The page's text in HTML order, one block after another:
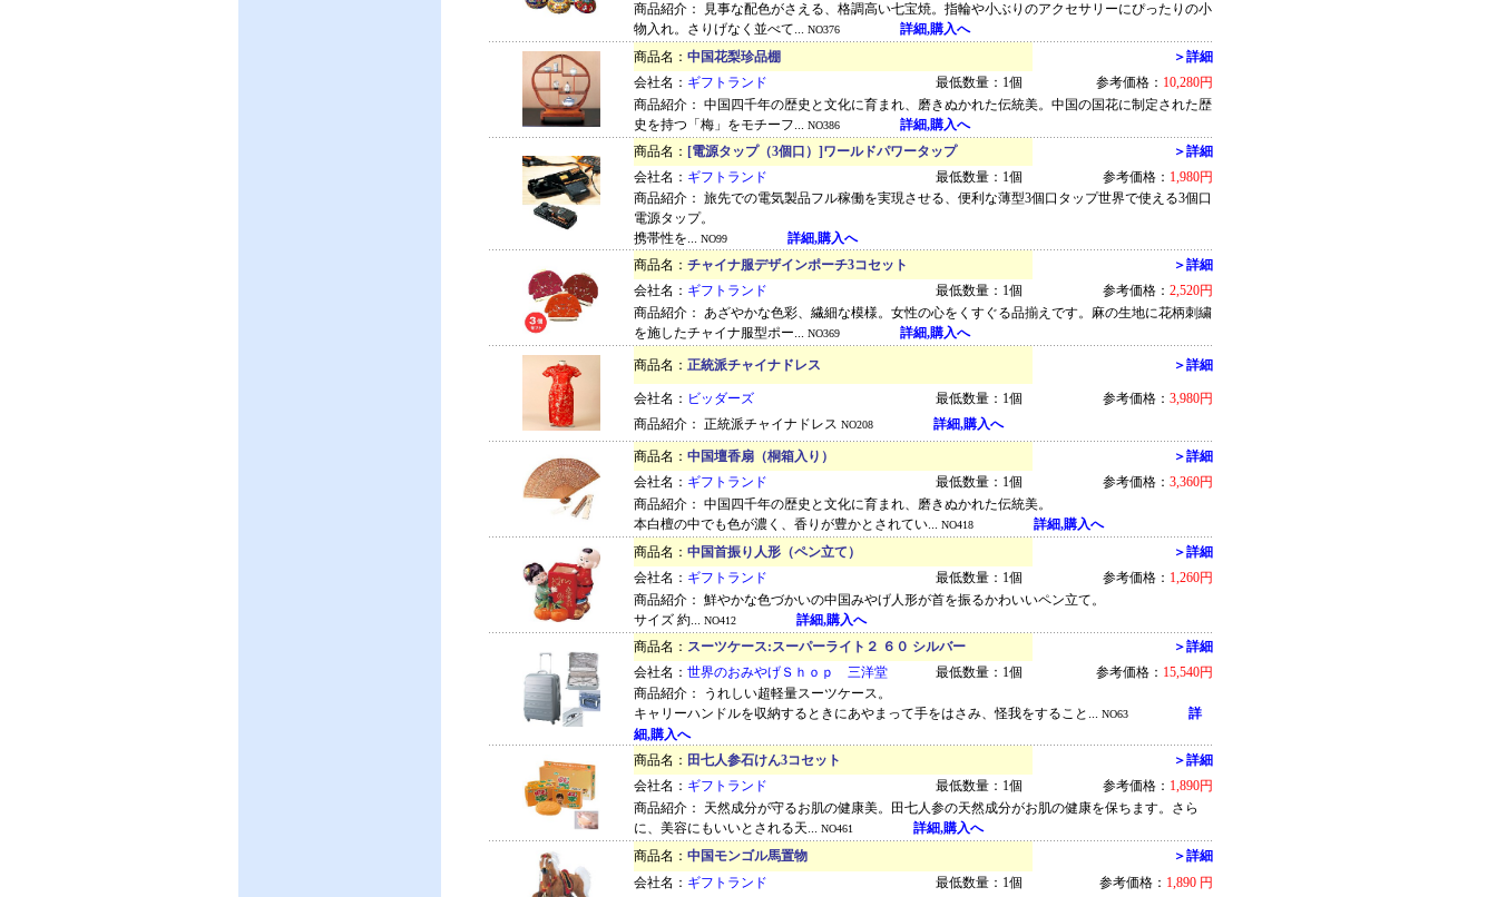
商品紹介： 見事な配色がさえる、格調高い七宝焼。指輪や小ぶりのアクセサリーにぴったりの小
物入れ。さりげなく並べて... NO376
詳細,購入へ
商品名： 中国花梨珍品棚
＞詳細
会社名： ギフトランド 最低数量：1個 参考価格： 10,280円
商品紹介： 中国四千年の歴史と文化に育まれ、磨きぬかれた伝統美。中国の国花に制定された歴
史を持つ「梅」をモチーフ... NO386
詳細,購入へ
商品名： [電源タップ（3個口）]ワールドパワータップ
＞詳細
会社名： ギフトランド 最低数量：1個 参考価格： 1,980円
商品紹介： 旅先での電気製品フル稼働を実現させる、便利な薄型3個口タップ世界で使える3個口
電源タップ。
携帯性を... NO99
詳細,購入へ
商品名： チャイナ服デザインポーチ3コセット
＞詳細
会社名： ギフトランド 最低数量：1個 参考価格： 2,520円
商品紹介： あざやかな色彩、繊細な模様。女性の心をくすぐる品揃えです。麻の生地に花柄刺繍
を施したチャイナ服型ポー... NO369 詳細,購入へ
商品名： 正統派チャイナドレス ＞詳細
会社名： ビッダーズ 最低数量：1個 参考価格： 3,980円
商品紹介： 正統派チャイナドレス NO208 詳細,購入へ
商品名： 中国壇香扇（桐箱入り）
＞詳細
会社名： ギフトランド 最低数量：1個 参考価格： 3,360円
商品紹介： 中国四千年の歴史と文化に育まれ、磨きぬかれた伝統美。
本白檀の中でも色が濃く、香りが豊かとされてい... NO418
詳細,購入へ
商品名： 中国首振り人形（ペン立て）
＞詳細
会社名： ギフトランド 最低数量：1個 参考価格： 1,260円
商品紹介： 鮮やかな色づかいの中国みやげ人形が首を振るかわいいペン立て。
サイズ 約... NO412
詳細,購入へ
商品名： スーツケース:スーパーライト２ ６０ シルバー
＞詳細
会社名： 世界のおみやげＳｈｏｐ 三洋堂 最低数量：1個 参考価格： 15,540円
商品紹介： うれしい超軽量スーツケース。
キャリーハンドルを収納するときにあやまって手をはさみ、怪我をすること... NO63
詳
細,購入へ
商品名： 田七人参石けん3コセット
＞詳細
会社名： ギフトランド 最低数量：1個 参考価格： 1,890円
商品紹介： 天然成分が守るお肌の健康美。田七人参の天然成分がお肌の健康を保ちます。さら
に、美容にもいいとされる天... NO461
詳細,購入へ
商品名： 中国モンゴル馬置物
＞詳細
会社名： ギフトランド 最低数量：1個 参考価格： 1,890 円